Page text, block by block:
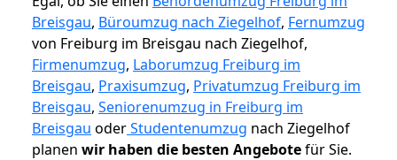
Breisgau, Büroumzug nach Ziegelhof, Fernumzug
von Freiburg im Breisgau nach Ziegelhof,
Firmenumzug, Laborumzug Freiburg im
Breisgau, Praxisumzug, Privatumzug Freiburg im
Breisgau, Seniorenumzug in Freiburg im
Breisgau oderStudentenumzug nach Ziegelhof
planen wir haben die besten Angebotefür Sie.